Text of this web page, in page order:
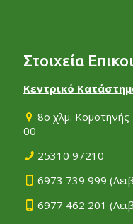
Στοιχεία
Κεντρικό
8ο χλμ.
00
25310 97210
6973 739 999
6977 462 201